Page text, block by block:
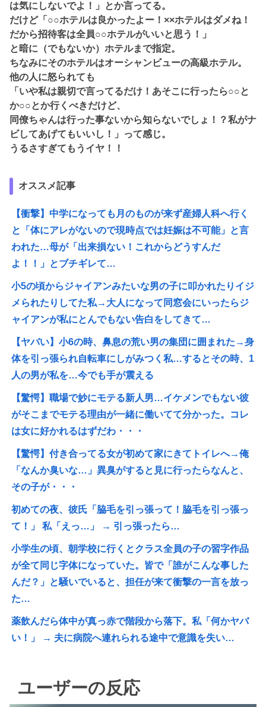
は気にしないでよ！」とか言ってる。
だけど「○○ホテルは良かったよー！××ホテルはダメね！
だから招待客は全員○○ホテルがいいと思う！」
と暗に（でもないか）ホテルまで指定。
ちなみにそのホテルはオーシャンビューの高級ホテル。
他の人に怒られても
「いや私は親切で言ってるだけ！あそこに行ったら○○と
か○○とか行くべきだけど、
同僚ちゃんは行った事ないから知らないでしょ！？私がナ
ビしてあげてもいいし！」って感じ。
うるさすぎてもうイヤ！！
オススメ記事
【衝撃】中学になっても月のものが来ず産婦人科へ行く
と「体にアレがないので現時点では妊娠は不可能」と言
われた…母が「出来損ない！これからどうすんだ
よ！！」とブチギレて…
小5の頃からジャイアンみたいな男の子に叩かれたりイジ
メられたりしてた私→大人になって同窓会にいったらジ
ャイアンが私にとんでもない告白をしてきて…
【ヤバい】小6の時、鼻息の荒い男の集団に囲まれた→身
体を引っ張られ自転車にしがみつく私…するとその時、1
人の男が私を…今でも手が震える
【驚愕】職場で妙にモテる新人男…イケメンでもない彼
がそこまでモテる理由が一緒に働いてて分かった。コレ
は女に好かれるはずだわ・・・
【驚愕】付き合ってる女が初めて家にきてトイレへ→俺
「なんか臭いな…」異臭がすると見に行ったらなんと、
その子が・・・
初めての夜、彼氏「脇毛を引っ張って！脇毛を引っ張っ
て！」 私「えっ…」 → 引っ張ったら…
小学生の頃、朝学校に行くとクラス全員の子の習字作品
が全て同じ字体になっていた。皆で「誰がこんな事した
んだ？」と騒いでいると、担任が来て衝撃の一言を放っ
た…
薬飲んだら体中が真っ赤で階段から落下。私「何かヤバ
い！」 → 夫に病院へ連れられる途中で意識を失い…
ユーザーの反応